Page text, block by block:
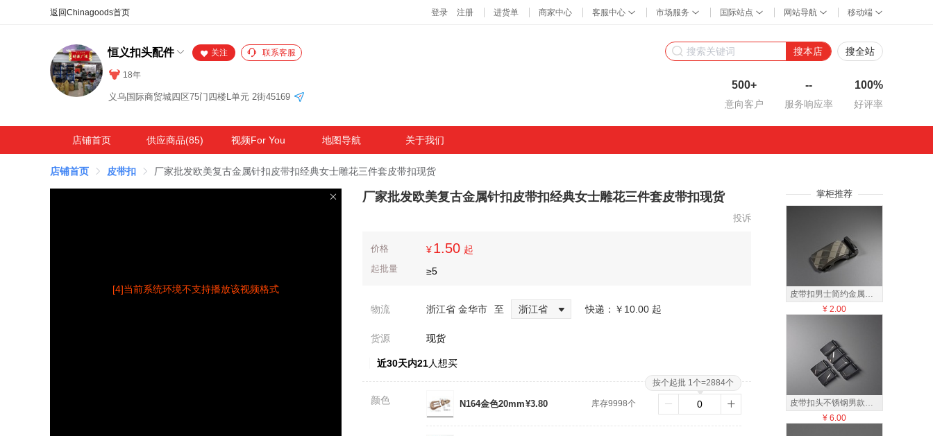
恒义扣头配件
18年
关注 联系客服
义乌国际商贸城四区75门四楼L单元 2街45169
搜本店 搜全站
500+
意向客户
--
服务响应率
100%
好评率
店铺首页 供应商品(85) 视频For You 地图导航 关于我们
店铺首页 皮带扣 厂家批发欧美复古金属针扣皮带扣经典女士雕花三件套皮带扣现货
[4]当前系统环境不支持播放该视频格式
厂家批发欧美复古金属针扣皮带扣经典女士雕花三件套皮带扣现货
投诉
价格
起批量
¥1.50 起
≥5
物流 浙江省 金华市 至 浙江省 快递： ￥10.00 起
货源 现货
近30天内21人想买
颜色
按个起批 1个=2884个
N164金色20mm¥3.80 库存9998个
掌柜推荐
皮带扣男士简约金属皮带扣男款时尚商务真皮带扣
¥ 2.00
皮带扣头不锈钢男款简约时尚金属扣头
¥ 6.00